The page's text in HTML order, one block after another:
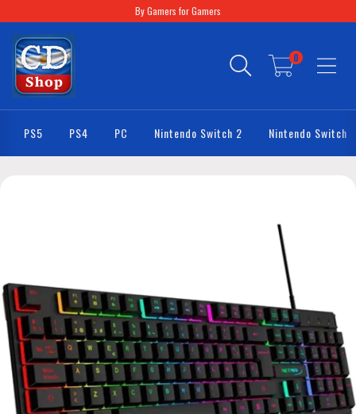
By Gamers for Gamers
0
PS5 PS4 PC Nintendo Switch 2 Nintendo Switch